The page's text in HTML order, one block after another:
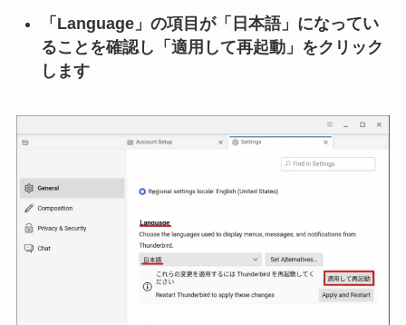
「Language」の項目が「日本語」になってい
ることを確認し「適用して再起動」をクリック
します